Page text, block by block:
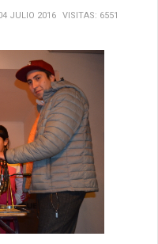
JULIO 2016 VISITAS: 6551